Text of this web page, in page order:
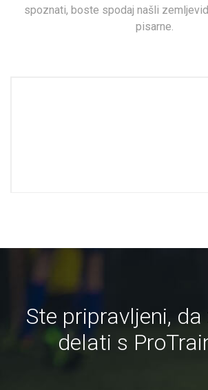
spoznati, boste spodaj našli
pisarne.
Ste pripravljeni,
delati s